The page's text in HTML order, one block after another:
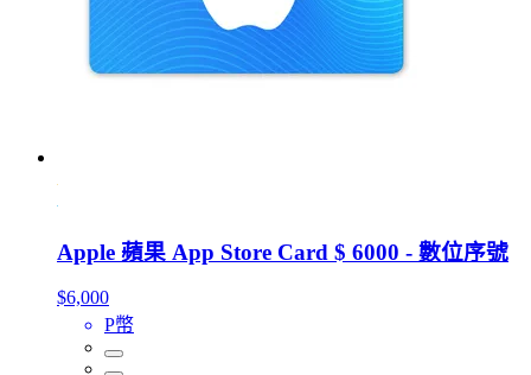
Apple 蘋果 App Store Card $ 6000 - 數位序號
$6,000
P幣